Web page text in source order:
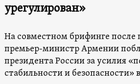
урегулирован»
На совместном брифинге после
премьер-министр Армении
президента России за усилия
стабильности и безопасности»